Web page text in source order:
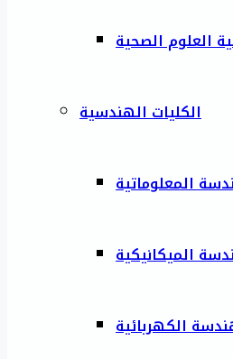
العلوم الصحية
الكليات الهندسية
المعلوماتية
الميكانيكية
الكهربائية